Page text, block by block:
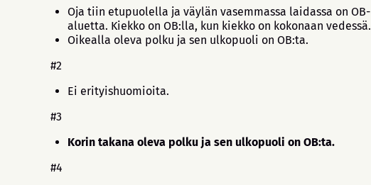
Oja tiin etupuolella ja väylän vasemmassa laidassa on OB-
aluetta. Kiekko on OB:lla, kun kiekko on kokonaan vedessä.
Oikealla oleva polku ja sen ulkopuoli on OB:ta.
#2
Ei erityishuomioita.
#3
Korin takana oleva polku ja sen ulkopuoli on OB:ta.
#4